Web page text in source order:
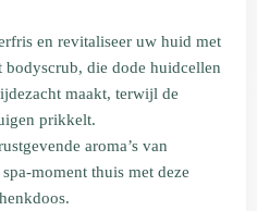
en revitaliseer uw huid met
bodyscrub, die dode huidcellen
maakt, terwijl de
prikkelt.
aroma’s van
moment thuis met deze